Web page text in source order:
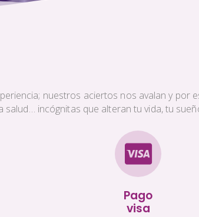
nuestros aciertos nos avalan y por
salud… incógnitas que alteran tu vida, tu
Pago
visa